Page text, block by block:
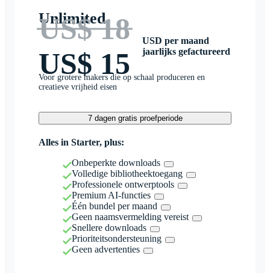
Unlimited
US$ 18
US$ 15
USD per maand
jaarlijks gefactureerd
Voor grotere makers die op schaal produceren en
creatieve vrijheid eisen
7 dagen gratis proefperiode
Alles in Starter, plus:
Onbeperkte downloads
Volledige bibliotheektoegang
Professionele ontwerptools
Premium AI-functies
Één bundel per maand
Geen naamsvermelding vereist
Snellere downloads
Prioriteitsondersteuning
Geen advertenties